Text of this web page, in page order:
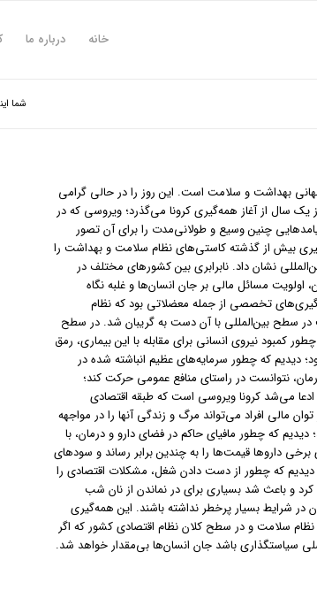
خانه درباره ما
شما
بهداشت و سلامت است. این روز را در حالی گرامی
یک سال از آغاز همه‌گیری کرونا می‌گذرد؛ ویروسی که در
چنین وسیع و طولانی‌مدت را برای آن تصور
بیش از گذشته کاستی‌های نظام سلامت و بهداشت را
نشان داد. نابرابری بین کشورهای مختلف در
اولویت مسائل مالی بر جان انسان‌ها و غلبه نگاه
تخصصی از جمله معضلاتی بود که نظام
سطح بین‌المللی با آن دست به گریبان شد. در سطح
کمبود نیروی انسانی برای مقابله با این بیماری، رمق
دیدیم که چطور سرمایه‌های عظیم انباشته شده در
نتوانست در راستای منافع عمومی حرکت کند؛
می‌شد کرونا ویروسی است که طبقه اقتصادی
مالی افراد می‌تواند مرگ و زندگی آنها را در مواجهه
دیدیم که چطور مافیای حاکم در فضای دارو و درمان، با
داروها قیمت‌ها را به چندین برابر رساند و سودهای
که چطور از دست دادن شغل، مشکلات اقتصادی را
کرد و باعث شد بسیاری برای در نماندن از نان شب
در شرایط بسیار پرخطر نداشته باشند. این همه‌گیری
سلامت و در سطح کلان نظام اقتصادی کشور که اگر
سیاستگذاری باشد جان انسان‌ها بی‌مقدار خواهد شد.